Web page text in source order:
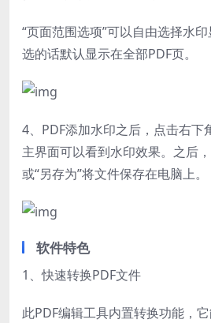
“页面范围选项”可以自由选择水
选的话默认显示在全部PDF页。
4、PDF添加水印之后，点击右下
主界面可以看到水印效果。之后
或“另存为”将文件保存在电脑上。
软件特色
1、快速转换PDF文件
此PDF编辑工具内置转换功能，